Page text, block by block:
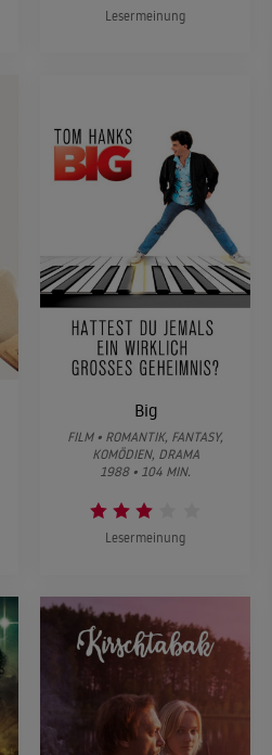
Lesermeinung
Big
FILM • ROMANTIK, FANTASY,
KOMÖDIEN, DRAMA
1988 • 104 MIN.
Lesermeinung